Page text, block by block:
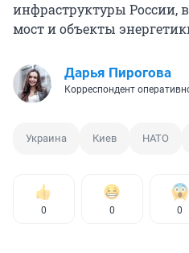
инфраструктуры
мост и объекты
Дарья Пирогова
Корреспондент
Украина Киев НАТО
0 0 0